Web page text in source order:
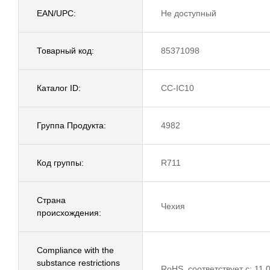
EAN/UPC: Не доступный
Товарный код: 85371098
Каталог ID: CC-IC10
Группа Продукта: 4982
Код группы: R711
Страна
происхождения:
Чехия
Compliance with the
substance restrictions